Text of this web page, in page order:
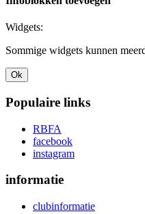
Widgets:
Sommige widgets kunnen
Ok
Populaire links
RBFA
facebook
instagram
informatie
clubinformatie